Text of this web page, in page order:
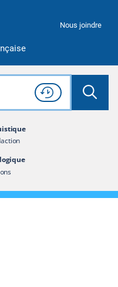
Nous joindre
dans tout le site
Lancer
Consulter l'
Historique
de recherche